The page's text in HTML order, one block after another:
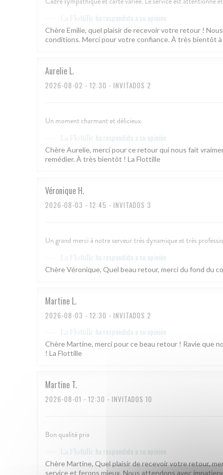
La Flottille ha respondido a su opinión
Chère Emilie, quel plaisir de recevoir votre retour !
conditions. Merci pour votre confiance. À très bientôt à
Aurelie L
2026-08-02 - 12:30 - INVITADOS 2
Un moment charmant et délicieux
La Flottille ha respondido a su opinión
Chère Aurelie, merci pour ce retour qui nous fait
remédier. À très bientôt ! La Flottille
Véronique H
2026-08-03 - 12:45 - INVITADOS 3
Un grand merci à notre serveur très dynamique et très
La Flottille ha respondido a su opinión
Chère Véronique, Quel beau retour, merci du fond du
Martine L
2026-08-03 - 12:30 - INVITADOS 2
La Flottille ha respondido a su opinión
Chère Martine, merci pour ce beau retour ! Ravie que
! La Flottille
Martine T
2026-08-01 - 12:30 - INVITADOS 10
Bon qualité prix
La Flottille ha respondido a su opinión
Chère Martine, Quel plaisir de recevoir votre retour,
service et ferons mieux. Nous attendons avec